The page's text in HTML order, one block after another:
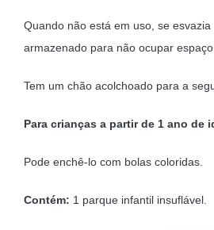
Quando não está em uso, se
armazenado para não ocupar espaço.
Tem um chão acolchoado para a
Para crianças a partir de 1 ano de
Pode enchê-lo com bolas coloridas.
Contém: 1 parque infantil insuflável.